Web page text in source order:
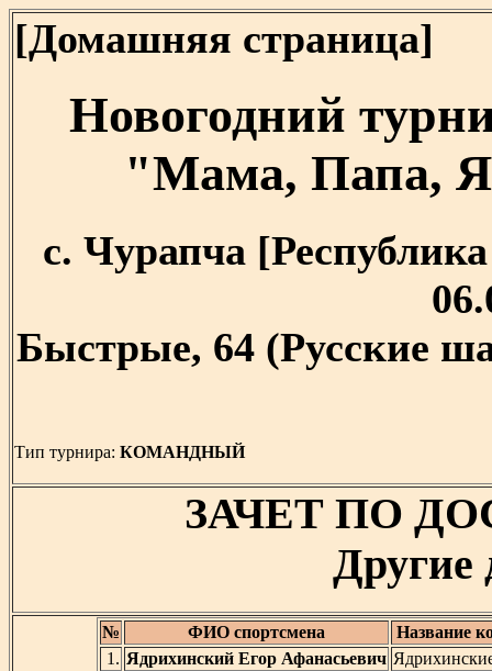
[Домашняя страница]
Новогодний
"Мама, Папа,
с. Чурапча
Быстрые, 64 (Русские
Тип турнира: КОМАНДНЫЙ
ЗАЧЕТ ПО
№ ФИО спортсмена
Название
1. Ядрихинский Егор Афанасьевич